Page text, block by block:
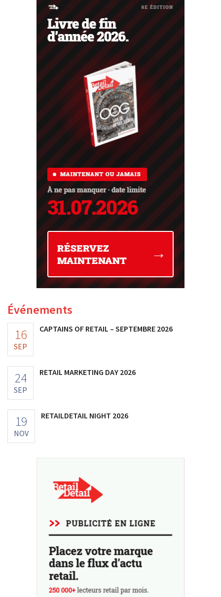
Événements
16
SEP
CAPTAINS OF RETAIL – SEPTEMBRE 2026
24
SEP
RETAIL MARKETING DAY 2026
19
NOV
RETAILDETAIL NIGHT 2026